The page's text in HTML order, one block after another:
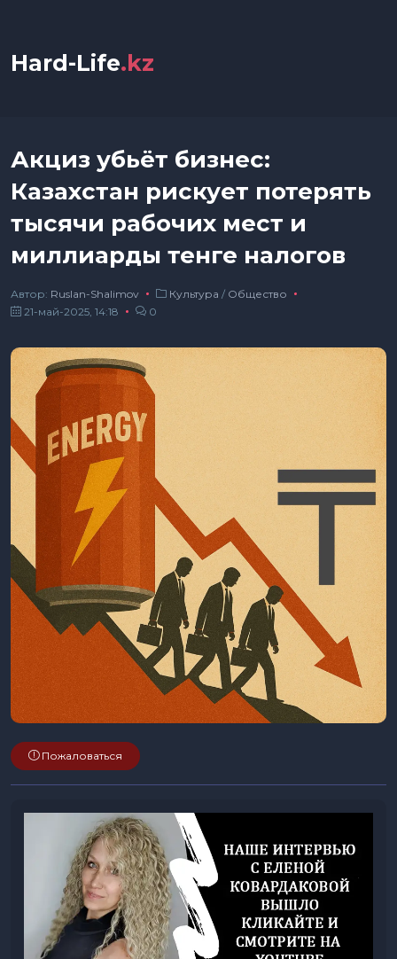
Hard-Life.kz
Акциз убьёт бизнес:
Казахстан рискует потерять
тысячи рабочих мест и
миллиарды тенге налогов
Автор: Ruslan-Shalimov Культура / Общество
21-май-2025, 14:18
0
Пожаловаться